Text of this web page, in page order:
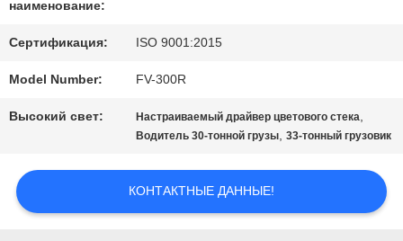
ПРОВЕРКА
КАЧЕСТВА
СВЯЖИТЕСЬ
НОВОСТИ
наименование:
Сертификация: ISO 9001:2015
Model Number: FV-300R
Высокий свет: Настраиваемый драйвер цветового стека,
Водитель 30-тонной грузы,33-тонный грузовик
КОНТАКТНЫЕ ДАННЫЕ!